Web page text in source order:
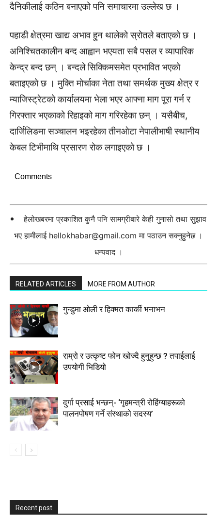
दैनिकीलाई कठिन बनाएको पनि समाचारमा उल्लेख छ ।
पहाडी क्षेत्रमा खाद्य अभाव हुन थालेको स्रोतले बताएको छ ।
अनिश्चितकालीन बन्द आह्वान भएयता सबै पसल र व्यापारिक
केन्द्र बन्द छन् । बन्दले सिक्किमसमेत प्रभावित भएको
बताइएको छ । मुक्ति मोर्चाका नेता तथा समर्थक मुख्य क्षेत्र र
म्याजिस्ट्रेटको कार्यालयमा भेला भएर आफ्ना माग पूरा गर्न र
गिरफ्तार भएकाको रिहाइको माग गरिरहेका छन् । यसैबीच,
दार्जिलिङमा सञ्चालन भइरहेका तीनओटा नेपालीभाषी स्थानीय
केबल टिभीमाथि प्रसारण रोक लगाइएको छ ।
Comments
हेलोखबरमा प्रकाशित कुनै पनि सामग्रीबारे केही गुनासो तथा सुझाव
भए हामीलाई hellokhabar@gmail.com मा पठाउन सक्नुहुनेछ ।
धन्यवाद ।
RELATED ARTICLES MORE FROM AUTHOR
गुन्डुमा ओली र हिक्मत कार्की भनाभन
राम्रो र उत्कृष्ट फोन खोज्दै हुनुहुन्छ ? तपाईलाई
उपयोगी भिडियो
दुर्गा प्रसाई भन्छन्- ‘गृहमन्त्री रोहिंग्याहरूको
पालनपोषण गर्ने संस्थाको सदस्य’
Recent post